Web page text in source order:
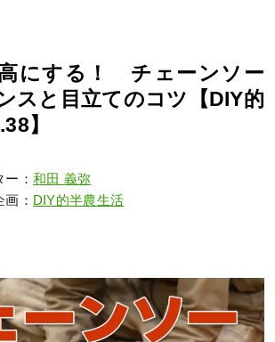
にする！ チェーンソー
スと目立てのコツ【DIY的
】
ー： 和田 義弥
画： DIY的半農生活